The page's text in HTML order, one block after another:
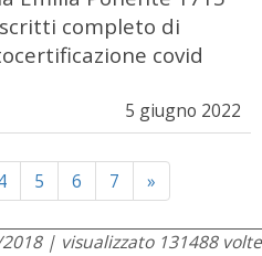
completo di
covid
5 giugno 2022
5 6 7 »Next
| visualizzato 131488 volte